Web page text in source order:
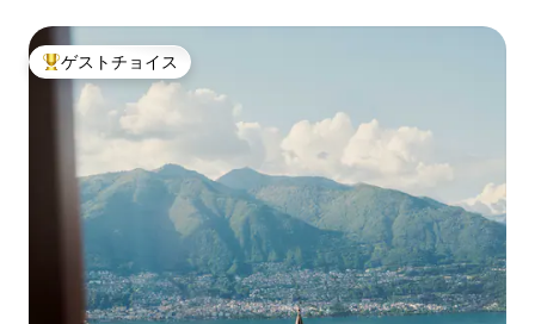
大好評のゲストチョイスです。
ゲストチョイス